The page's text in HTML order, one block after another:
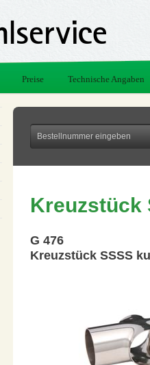
Preise Technische Angaben
Kreuzstück
G 476
Kreuzstück SSSS